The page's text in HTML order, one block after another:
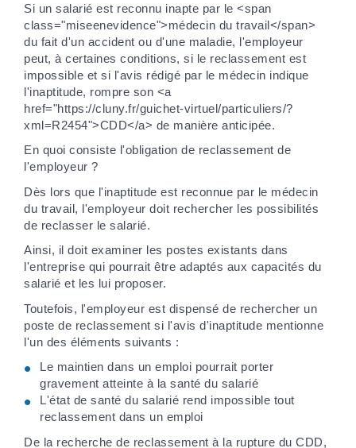
Si un salarié est reconnu inapte par le <span
class="miseenevidence">médecin du travail</span>
du fait d'un accident ou d'une maladie, l'employeur
peut, à certaines conditions, si le reclassement est
impossible et si l'avis rédigé par le médecin indique
l'inaptitude, rompre son <a
href="https://cluny.fr/guichet-virtuel/particuliers/?
xml=R2454">CDD</a> de manière anticipée.
En quoi consiste l'obligation de reclassement de
l'employeur ?
Dès lors que l'inaptitude est reconnue par le médecin
du travail, l'employeur doit rechercher les possibilités
de reclasser le salarié.
Ainsi, il doit examiner les postes existants dans
l'entreprise qui pourrait être adaptés aux capacités du
salarié et les lui proposer.
Toutefois, l'employeur est dispensé de rechercher un
poste de reclassement si l'avis d'inaptitude mentionne
l'un des éléments suivants :
Le maintien dans un emploi pourrait porter
gravement atteinte à la santé du salarié
L'état de santé du salarié rend impossible tout
reclassement dans un emploi
De la recherche de reclassement à la rupture du CDD,